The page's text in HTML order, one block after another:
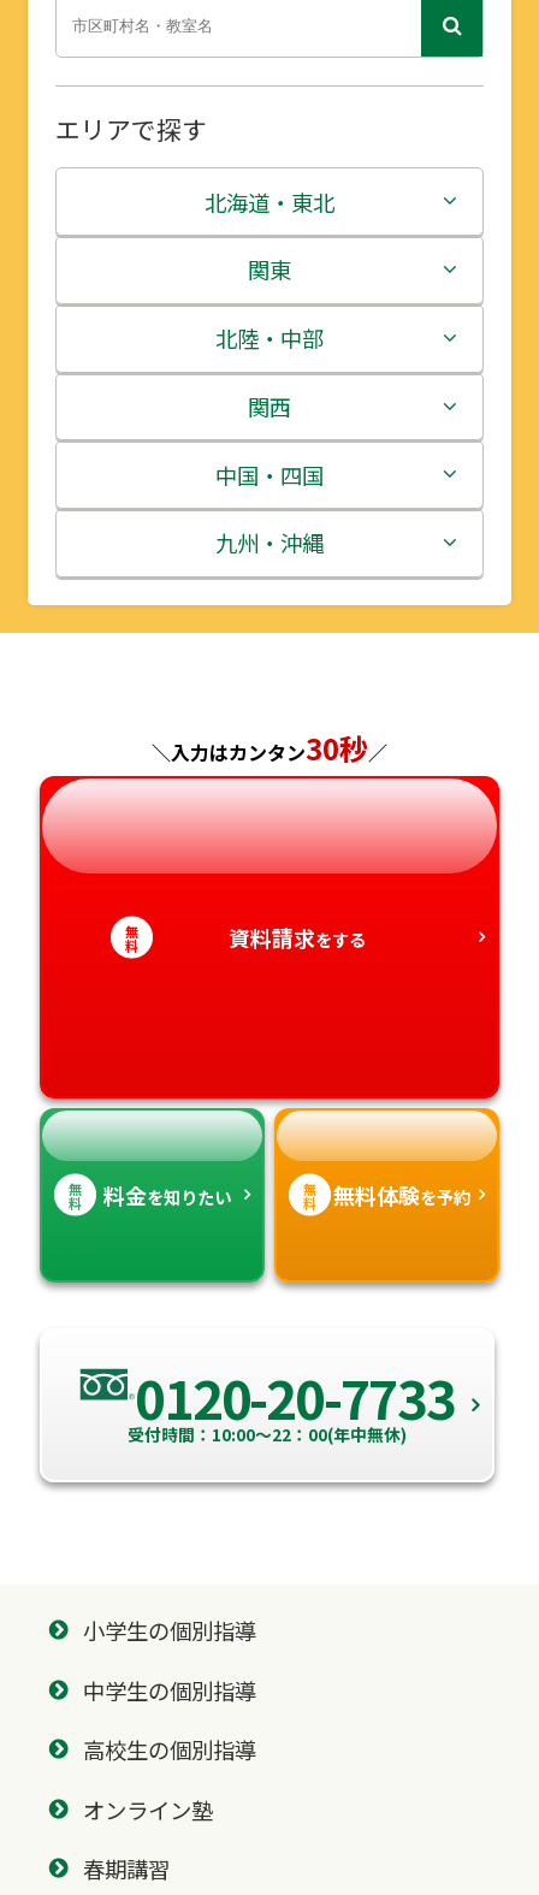
エリアで探す
北海道・東北
北海道
青森県
岩手県
宮城県
秋田県
山形県
関東
茨城県
栃木県
群馬県
埼玉県
千葉県
神奈川県
北陸・中部
新潟県
富山県
石川県
福井県
長野県
岐阜県
静岡県
愛知県
関西
三重県
滋賀県
京都府
兵庫県
奈良県
和歌山県
中国・四国
鳥取県
島根県
広島県
山口県
徳島県
香川県
九州・沖縄
福岡県
長崎県
熊本県
大分県
宮崎県
＼入力はカンタン30秒／
無
料 資料請求をする
無
料 料金を知りたい 無
料 無料体験を予約
0120-20-7733
受付時間：10:00～22：00(年中無休)
小学生の個別指導
中学生の個別指導
高校生の個別指導
オンライン塾
春期講習